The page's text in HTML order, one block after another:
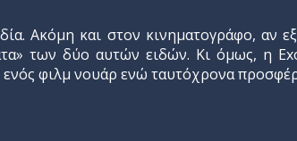
Ακόμη και στον κινηματογράφο, αν
των δύο αυτών ειδών. Κι όμως, η
φιλμ νουάρ ενώ ταυτόχρονα